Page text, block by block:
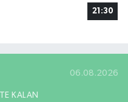
21:30
06.08.2026
KALAN